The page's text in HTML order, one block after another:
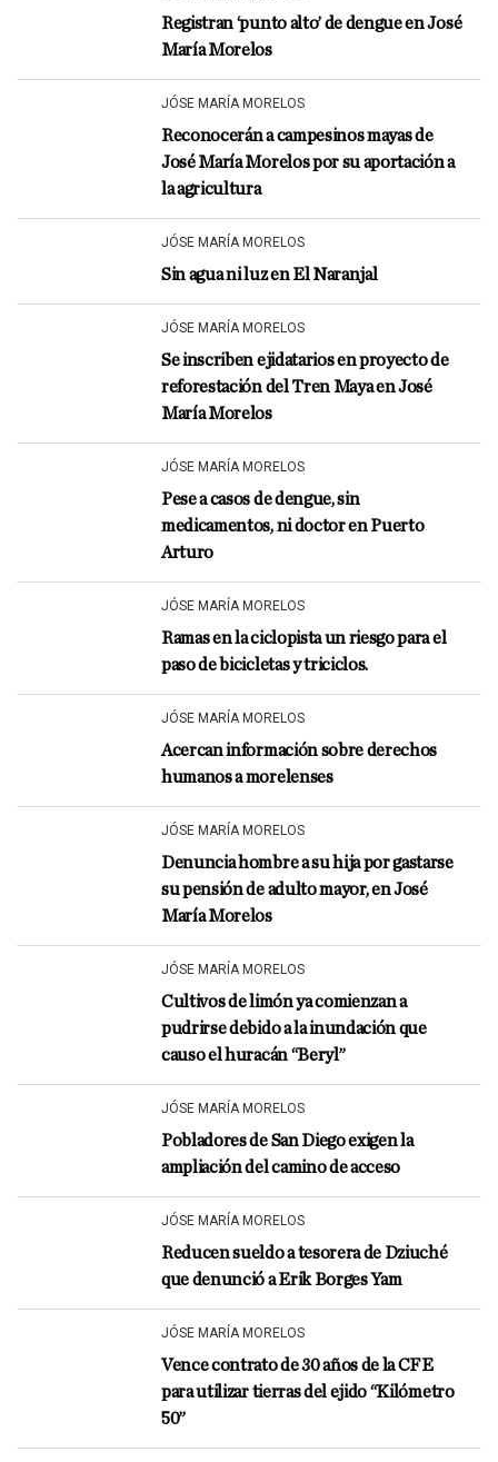
Registran ‘punto alto’ de dengue en José
María Morelos
JÓSE MARÍA MORELOS
Reconocerán a campesinos mayas de
José María Morelos por su aportación a
la agricultura
JÓSE MARÍA MORELOS
Sin agua ni luz en El Naranjal
JÓSE MARÍA MORELOS
Se inscriben ejidatarios en proyecto de
reforestación del Tren Maya en José
María Morelos
JÓSE MARÍA MORELOS
Pese a casos de dengue, sin
medicamentos, ni doctor en Puerto
Arturo
JÓSE MARÍA MORELOS
Ramas en la ciclopista un riesgo para el
paso de bicicletas y triciclos.
JÓSE MARÍA MORELOS
Acercan información sobre derechos
humanos a morelenses
JÓSE MARÍA MORELOS
Denuncia hombre a su hija por gastarse
su pensión de adulto mayor, en José
María Morelos
JÓSE MARÍA MORELOS
Cultivos de limón ya comienzan a
pudrirse debido a la inundación que
causo el huracán “Beryl”
JÓSE MARÍA MORELOS
Pobladores de San Diego exigen la
ampliación del camino de acceso
JÓSE MARÍA MORELOS
Reducen sueldo a tesorera de Dziuché
que denunció a Erik Borges Yam
JÓSE MARÍA MORELOS
Vence contrato de 30 años de la CFE
para utilizar tierras del ejido “Kilómetro
50”